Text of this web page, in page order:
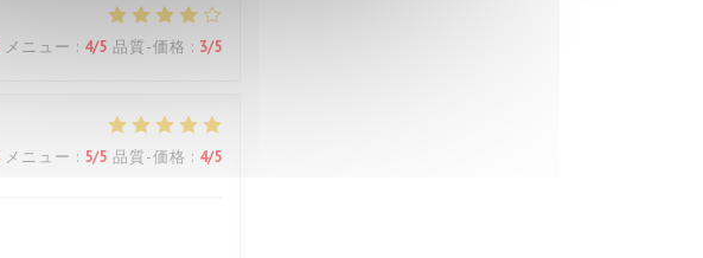
メニュー : 4/5 品質-価格 : 3/5
メニュー : 5/5 品質-価格 : 4/5